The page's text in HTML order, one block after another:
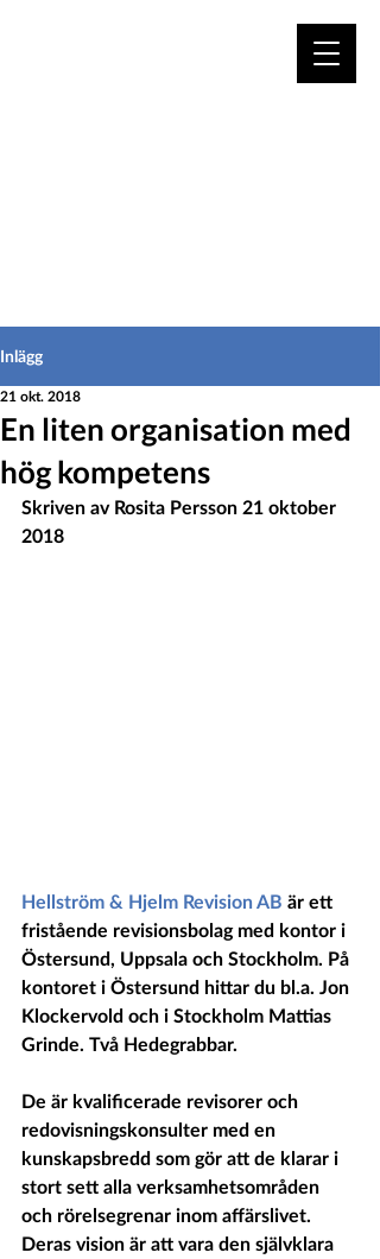
Inlägg
En liten organisation med
hög kompetens
21 okt. 2018
Skriven av Rosita Persson 21 oktober
2018
Hellström & Hjelm Revision AB är ett
fristående revisionsbolag med kontor i
Östersund, Uppsala och Stockholm. På
kontoret i Östersund hittar du bl.a. Jon
Klockervold och i Stockholm Mattias
Grinde. Två Hedegrabbar.
De är kvalificerade revisorer och
redovisningskonsulter med en
kunskapsbredd som gör att de klarar i
stort sett alla verksamhetsområden
och rörelsegrenar inom affärslivet.
Deras vision är att vara den självklara